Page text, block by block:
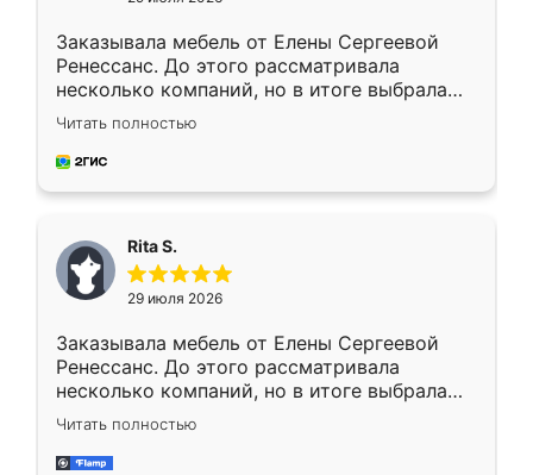
Заказывала мебель от Елены Сергеевой
Ренессанс. До этого рассматривала
несколько компаний, но в итоге выбрала
эту. Сначала обговорили условия, потом
приехал замерщик, всё спокойно объяснил
и снял размеры. Изготовили в срок, с
каких-либо доработок. Качеством осталась
довольна, все выглядит так, как и ожидала.
Читать полностью
Rita S.
29 июля 2026
Заказывала мебель от Елены Сергеевой
Ренессанс. До этого рассматривала
несколько компаний, но в итоге выбрала
эту. Сначала обговорили условия, потом
приехал замерщик, всё спокойно объяснил
и снял размеры. Изготовили в срок, с
Читать полностью